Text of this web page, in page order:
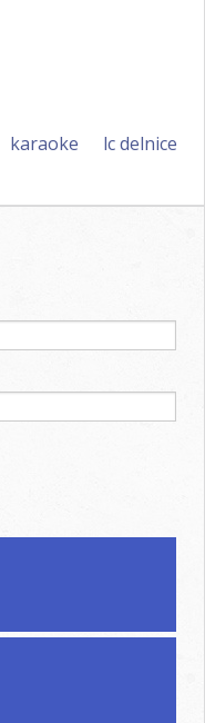
karaoke lc delnice